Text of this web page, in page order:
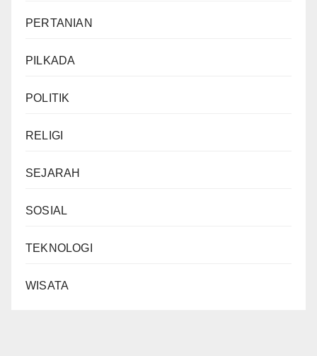
PERTANIAN
PILKADA
POLITIK
RELIGI
SEJARAH
SOSIAL
TEKNOLOGI
WISATA